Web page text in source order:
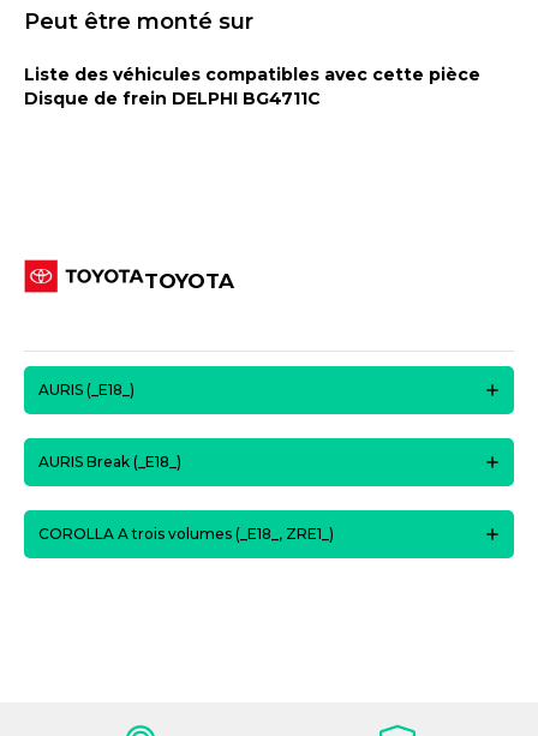
Peut être monté sur
Liste des véhicules compatibles avec cette pièce
Disque de frein DELPHI BG4711C
TOYOTA
AURIS (_E18_)
AURIS Break (_E18_)
COROLLA A trois volumes (_E18_, ZRE1_)